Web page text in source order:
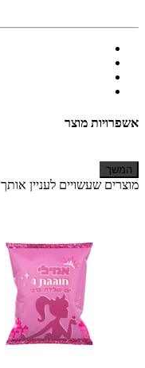
אשפרויות מוצר
המשך
מוצרים שעשויים לעניין אותך